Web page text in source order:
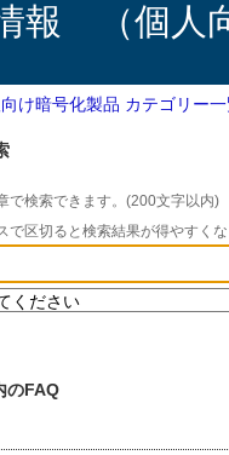
報 （個人
け暗号化製品 カテゴリー
で検索できます。(200文字以内)
で区切ると検索結果が得やすくな
のFAQ